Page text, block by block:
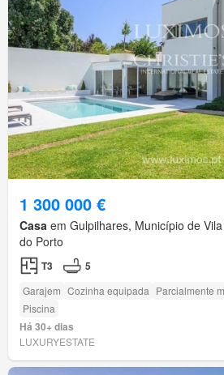
1 300 000 €
Casa em Gulpilhares, Município de
do Porto
T3 5
Garajem Cozinha equipada Parcialmente
Piscina
Há 30+ dias
LUXURYESTATE